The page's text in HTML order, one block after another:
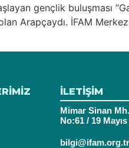
gençlik buluşması
Arapçaydı. İFAM
İLETİŞİM
Mimar Sinan
No:61 / 19
bilgi@ifam.org.tr